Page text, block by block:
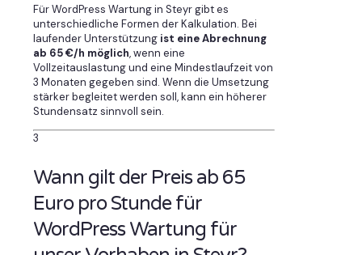
Für WordPress Wartung in Steyr gibt es
unterschiedliche Formen der Kalkulation. Bei
laufender Unterstützung ist eine Abrechnung
ab 65 €/h möglich, wenn eine
Vollzeitauslastung und eine Mindestlaufzeit von
3 Monaten gegeben sind. Wenn die Umsetzung
stärker begleitet werden soll, kann ein höherer
Stundensatz sinnvoll sein.
3
Wann gilt der Preis ab 65
Euro pro Stunde für
WordPress Wartung für